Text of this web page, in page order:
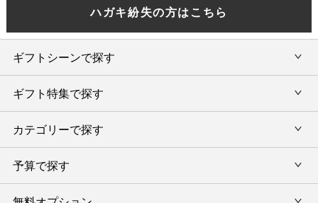
ハガキ紛失の方はこちら
ギフトシーンで探す
内祝い・お返し
結婚内祝い・引出物
出産内祝い・お返し
香典返し・法要引出物
ギフト特集で探す
旅行カタログギフト
カタログギフトランキング
カテゴリーで探す
カタログギフト
グルメ限定カタログギフト
予算で探す